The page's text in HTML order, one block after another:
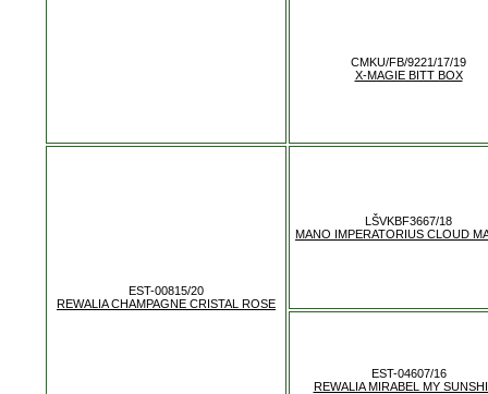
CMKU/FB/9221/17/19
X-MAGIE BITT BOX
EST-00815/20
REWALIA CHAMPAGNE CRISTAL ROSE
LŠVKBF3667/18
MANO IMPERATORIUS CLOUD
EST-04607/16
REWALIA MIRABEL MY